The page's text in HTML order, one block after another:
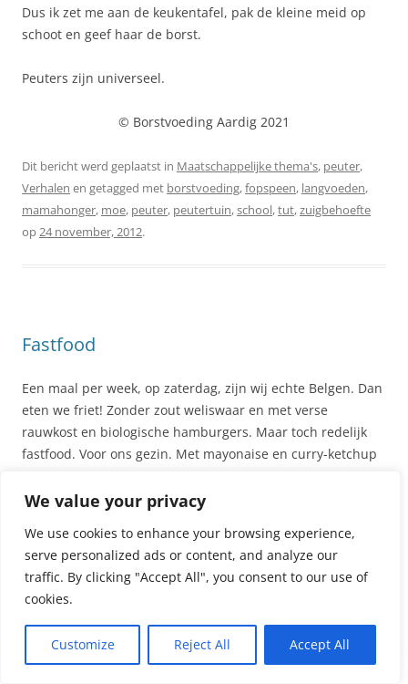
We value your privacy
We use cookies to enhance your browsing experience,
serve personalized ads or content, and analyze our
traffic. By clicking "Accept All", you consent to our use of
cookies.
Customize Reject All Accept All
Dus ik zet me aan de keukentafel, pak de kleine meid op
schoot en geef haar de borst.
Peuters zijn universeel.
© Borstvoeding Aardig 2021
Dit bericht werd geplaatst in Maatschappelijke thema's, peuter,
Verhalen en getagged met borstvoeding,fopspeen, langvoeden,
mamahonger, moe, peuter, peutertuin,school,tut,zuigbehoefte
op24 november, 2012.
Fastfood
Een maal per week, op zaterdag, zijn wij echte Belgen. Dan
eten we friet! Zonder zout weliswaar en met verse
rauwkost en biologische hamburgers. Maar toch redelijk
fastfood. Voor ons gezin. Met mayonaise en curry-ketchup
hetzelfde: een grote berg frietjes, een wortel uit het vuistje
en een kwartje komkommer. En halverwege de maaltijd wil
ze bij me op schoot. Elke week opnieuw. Ze eet dan braaf
haar bordje verder leeg. En daarna draait ze zich naar me
om en vraagt liefjes: “Mama tinkeh?” … Want na een hele
week school lopen is die zaterdag toch wel zalig! Dan mag